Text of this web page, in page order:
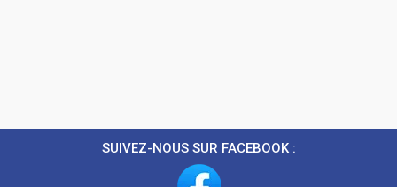
SUIVEZ-NOUS SUR FACEBOOK :